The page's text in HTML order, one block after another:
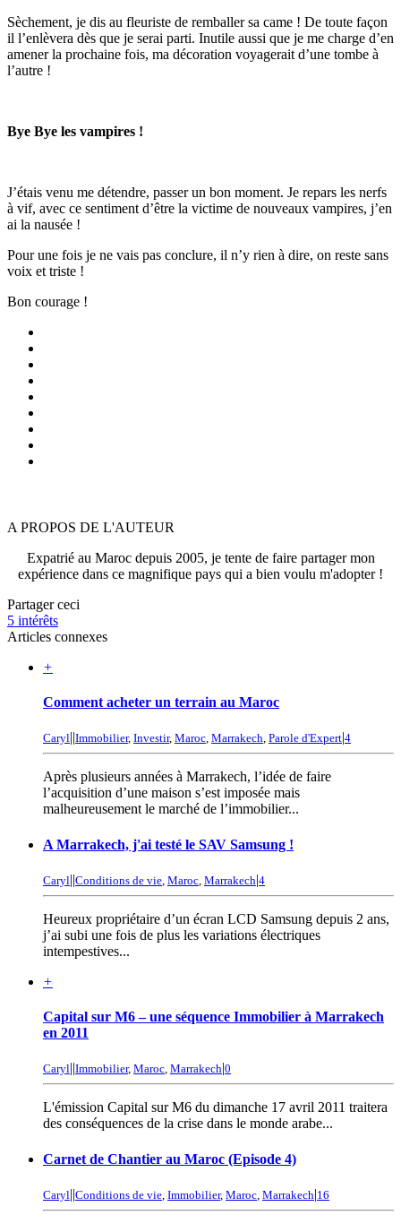
Sèchement, je dis au fleuriste de remballer sa came ! De toute façon
il l’enlèvera dès que je serai parti. Inutile aussi que je me charge d’en
amener la prochaine fois, ma décoration voyagerait d’une tombe à
l’autre !
Bye Bye les vampires !
J’étais venu me détendre, passer un bon moment. Je repars les nerfs
à vif, avec ce sentiment d’être la victime de nouveaux vampires, j’en
ai la nausée !
Pour une fois je ne vais pas conclure, il n’y rien à dire, on reste sans
voix et triste !
Bon courage !
A PROPOS DE L'AUTEUR
Expatrié au Maroc depuis 2005, je tente de faire partager mon
expérience dans ce magnifique pays qui a bien voulu m'adopter !
Partager ceci
5 intérêts
Articles connexes
+
Comment acheter un terrain au Maroc
Caryl||Immobilier, Investir, Maroc, Marrakech, Parole d'Expert|4
Après plusieurs années à Marrakech, l’idée de faire
l’acquisition d’une maison s’est imposée mais
malheureusement le marché de l’immobilier...
A Marrakech, j'ai testé le SAV Samsung !
Caryl||Conditions de vie Maroc Marrakech|4
Heureux propriétaire d’un écran LCD Samsung depuis 2 ans,
j’ai subi une fois de plus les variations électriques
intempestives...
+
Capital sur M6 – une séquence Immobilier à Marrakech
en 2011
Caryl||Immobilier, Maroc, Marrakech|0
L'émission Capital sur M6 du dimanche 17 avril 2011 traitera
des conséquences de la crise dans le monde arabe...
Carnet de Chantier au Maroc (Episode 4)
Caryl||Conditions de vie Immobilier, Maroc Marrakech|16